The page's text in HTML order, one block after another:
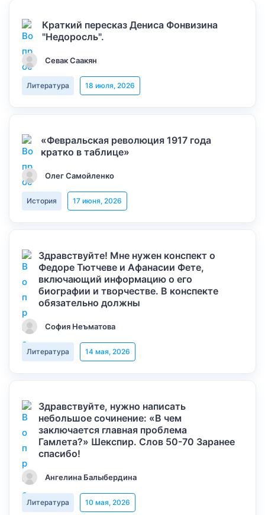
Краткий пересказ Дениса Фонвизина
"Недоросль".
Севак Саакян
Литература 18 июля, 2026
«Февральская революция 1917 года
кратко в таблице»
Олег Самойленко
История 17 июня, 2026
Здравствуйте! Мне нужен конспект о
Федоре Тютчеве и Афанасии Фете,
включающий информацию о его
биографии и творчестве. В конспекте
обязательно должны
София Неъматова
Литература 14 мая, 2026
Здравствуйте, нужно написать
небольшое сочинение: «В чем
заключается главная проблема
Гамлета?» Шекспир. Слов 50-70 Заранее
спасибо!
Ангелина Балыбердина
Литература 10 мая, 2026